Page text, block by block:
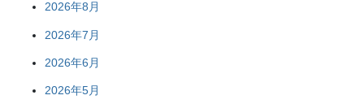
2026年8月
2026年7月
2026年6月
2026年5月